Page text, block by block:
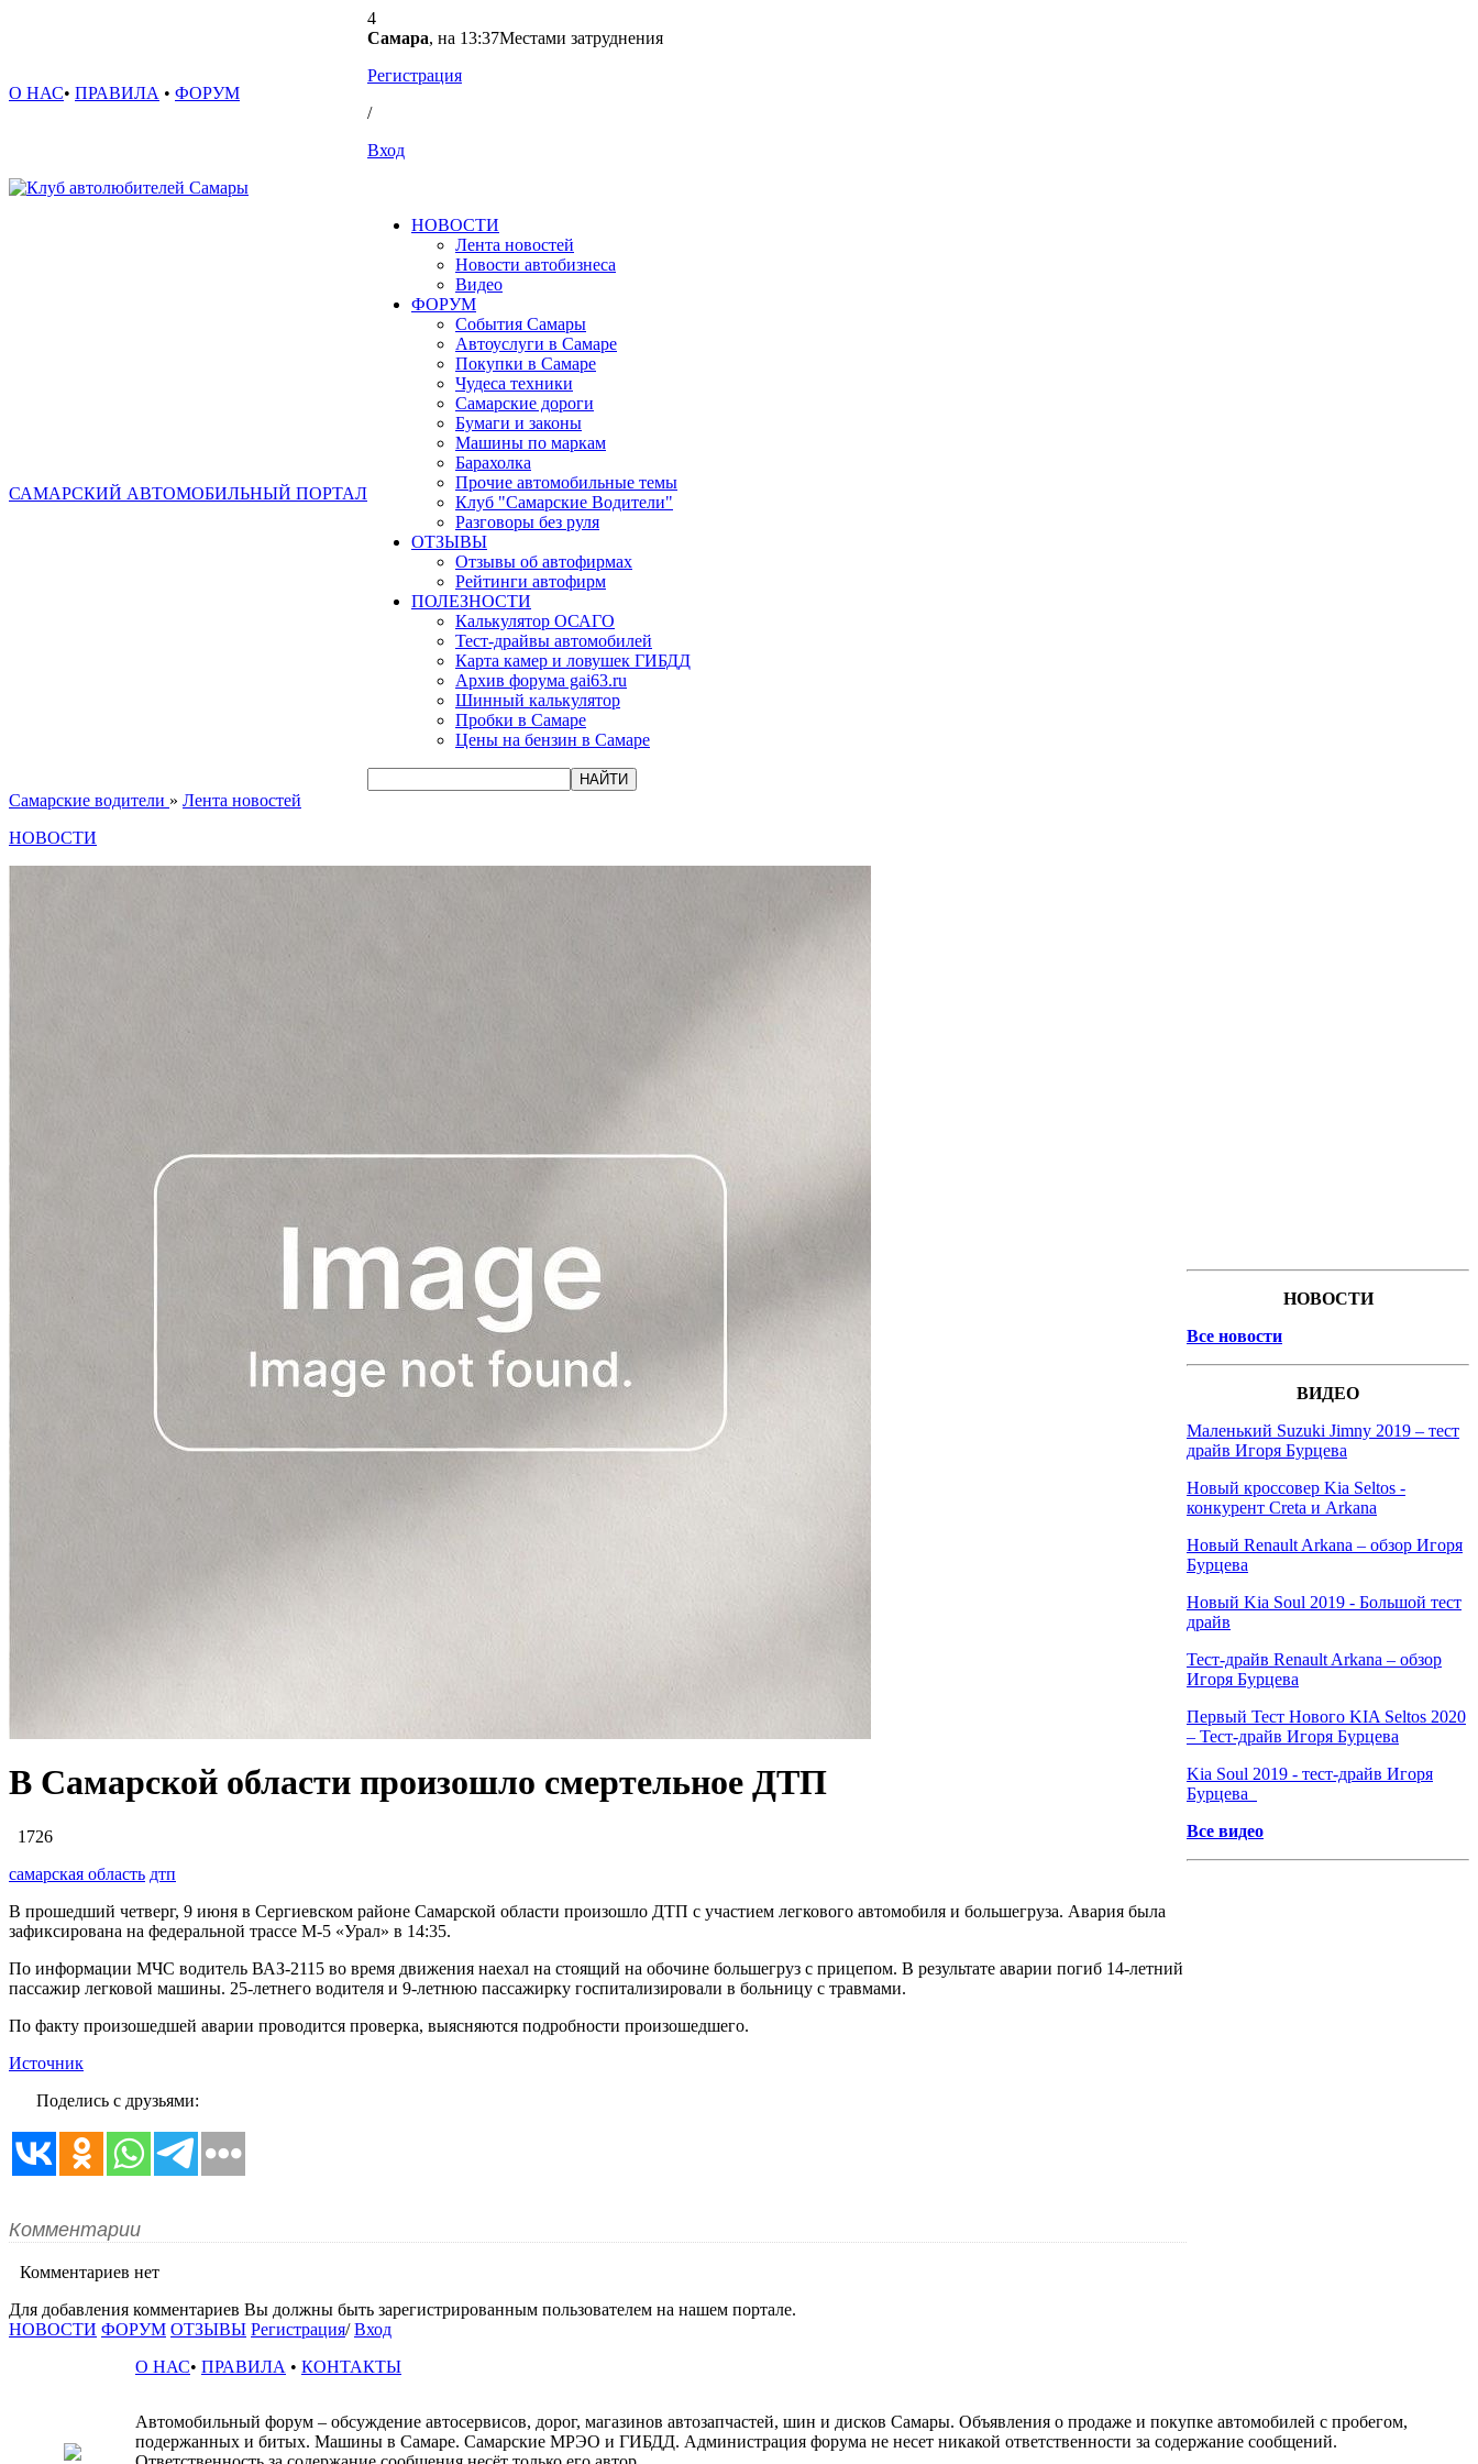
О НАС• ПРАВИЛА • ФОРУМ
4
Самара, на 13:37Местами затруднения
Регистрация
/
Вход
САМАРСКИЙ АВТОМОБИЛЬНЫЙ ПОРТАЛ
НОВОСТИ
Лента новостей
Новости автобизнеса
Видео
ФОРУМ
События Самары
Автоуслуги в Самаре
Покупки в Самаре
Чудеса техники
Самарские дороги
Бумаги и законы
Машины по маркам
Барахолка
Прочие автомобильные темы
Клуб "Самарские Водители"
Разговоры без руля
ОТЗЫВЫ
Отзывы об автофирмах
Рейтинги автофирм
ПОЛЕЗНОСТИ
Калькулятор ОСАГО
Тест-драйвы автомобилей
Карта камер и ловушек ГИБДД
Архив форума gai63.ru
Шинный калькулятор
Пробки в Самаре
Цены на бензин в Самаре
Самарские водители » Лента новостей
НОВОСТИ
В Самарской области произошло смертельное ДТП
1726
самарская область дтп
В прошедший четверг, 9 июня в Сергиевском районе Самарской области произошло ДТП с участием легкового автомобиля и большегруза. Авария была
зафиксирована на федеральной трассе М-5 «Урал» в 14:35.
По информации МЧС водитель ВАЗ-2115 во время движения наехал на стоящий на обочине большегруз с прицепом. В результате аварии погиб 14-летний
пассажир легковой машины. 25-летнего водителя и 9-летнюю пассажирку госпитализировали в больницу с травмами.
По факту произошедшей аварии проводится проверка, выясняются подробности произошедшего.
Источник
Поделись с друзьями:
Комментарии
Комментариев нет
Для добавления комментариев Вы должны быть зарегистрированным пользователем на нашем портале.
НОВОСТИ
Все новости
ВИДЕО
Маленький Suzuki Jimny 2019 – тест
драйв Игоря Бурцева
Новый кроссовер Kia Seltos -
конкурент Creta и Arkana
Новый Renault Arkana – обзор Игоря
Бурцева
Новый Kia Soul 2019 - Большой тест
драйв
Тест-драйв Renault Arkana – обзор
Игоря Бурцева
Первый Тест Нового KIA Seltos 2020
– Тест-драйв Игоря Бурцева
Kia Soul 2019 - тест-драйв Игоря
Бурцева
Все видео
НОВОСТИ ФОРУМ ОТЗЫВЫ Регистрация/ Вход
О НАС• ПРАВИЛА • КОНТАКТЫ
Автомобильный форум – обсуждение автосервисов, дорог, магазинов автозапчастей, шин и дисков Самары. Объявления о продаже и покупке автомобилей с пробегом,
подержанных и битых. Машины в Самаре. Самарские МРЭО и ГИБДД. Администрация форума не несет никакой ответственности за содержание сообщений.